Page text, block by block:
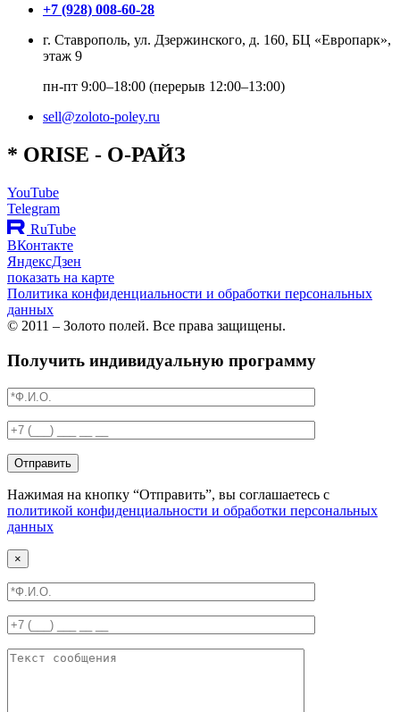
+7 (928) 008-60-28
г. Ставрополь, ул. Дзержинского, д. 160, БЦ «Европарк»,
этаж 9
пн-пт 9:00–18:00 (перерыв 12:00–13:00)
sell@zoloto-poley.ru
* ORISE - О-РАЙЗ
YouTube
Telegram
RuTube
ВКонтакте
ЯндексДзен
показать на карте
Политика конфиденциальности и обработки персональных
данных
© 2011 – Золото полей. Все права защищены.
Получить индивидуальную программу
Отправить
Нажимая на кнопку “Отправить”, вы соглашаетесь с
политикой конфиденциальности и обработки персональных
данных
×